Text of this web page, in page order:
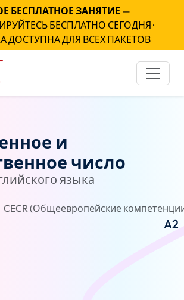
БЕСПЛАТНОЕ ЗАНЯТИЕ —
БЕСПЛАТНО СЕГОДНЯ ·
ДОСТУПНА ДЛЯ ВСЕХ ПАКЕТОВ
и
число
языка
CECR (Общеевропейские
A2